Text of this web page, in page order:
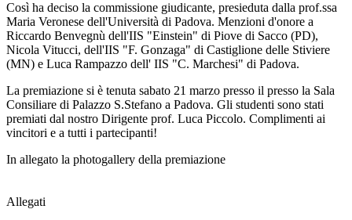
Così ha deciso la commissione giudicante, presieduta dalla prof.ssa
Maria Veronese dell'Università di Padova. Menzioni d'onore a
Riccardo Benvegnù dell'IIS "Einstein" di Piove di Sacco (PD),
Nicola Vitucci, dell'IIS "F. Gonzaga" di Castiglione delle Stiviere
(MN) e Luca Rampazzo dell' IIS "C. Marchesi" di Padova.
La premiazione si è tenuta sabato 21 marzo presso il presso la Sala
Consiliare di Palazzo S.Stefano a Padova. Gli studenti sono stati
premiati dal nostro Dirigente prof. Luca Piccolo. Complimenti ai
vincitori e a tutti i partecipanti!
In allegato la photogallery della premiazione
Allegati